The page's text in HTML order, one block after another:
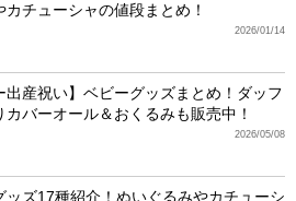
チューシャの値段まとめ！
2026/01/14
出産祝い】ベビーグッズまとめ！ダッフ
カバーオール＆おくるみも販売中！
2026/05/08
ッズ17種紹介！ぬいぐるみやカチューシ